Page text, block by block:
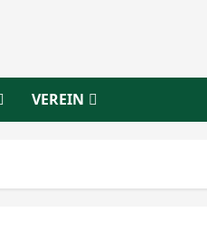
VEREIN